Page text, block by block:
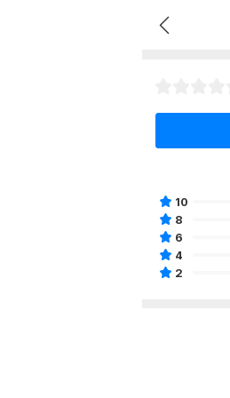
10
8
6
4
2